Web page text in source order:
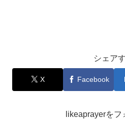
シェア
X Facebook
likeaprayerをフ